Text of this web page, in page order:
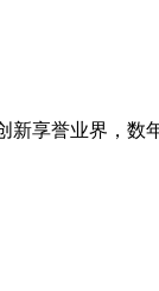
享誉业界，数